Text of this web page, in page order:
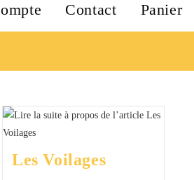
Contact Panier
Les Voilages